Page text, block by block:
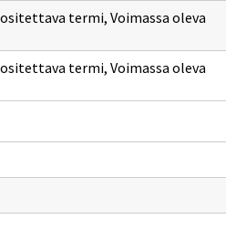
termi, Voimassa oleva
termi, Voimassa oleva